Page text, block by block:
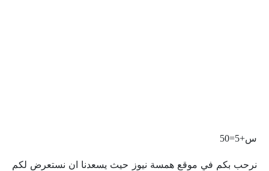
س+5=50
نرحب بكم في موقع همسة نيوز حيث يسعدنا ان نستعرض لكم